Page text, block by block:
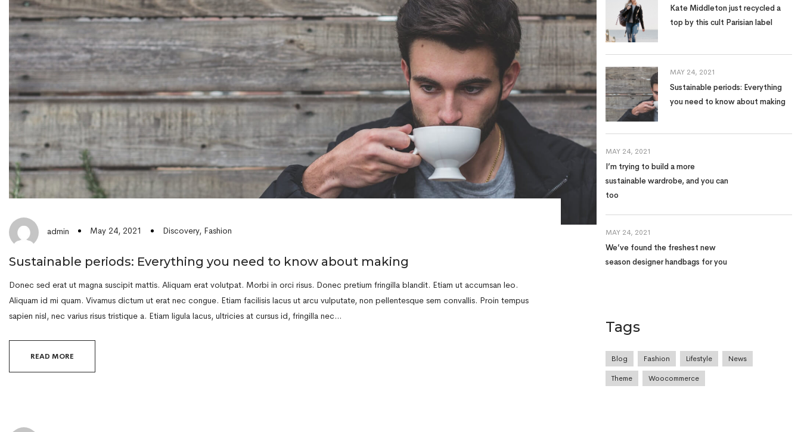
admin May 24, 2021 Discovery, Fashion
Sustainable periods: Everything you need to know about making
Donec sed erat ut magna suscipit mattis. Aliquam erat volutpat. Morbi in orci risus. Donec pretium fringilla blandit. Etiam ut accumsan leo.
Aliquam id mi quam. Vivamus dictum ut erat nec congue. Etiam facilisis lacus ut arcu vulputate, non pellentesque sem convallis. Proin tempus
sapien nisl, nec varius risus tristique a. Etiam ligula lacus, ultricies at cursus id, fringilla nec…
READ MORE
Kate Middleton just recycled a
top by this cult Parisian label
MAY 24, 2021
Sustainable periods: Everything
you need to know about making
MAY 24, 2021
I’m trying to build a more
sustainable wardrobe, and you can
too
MAY 24, 2021
We’ve found the freshest new
season designer handbags for you
Tags
Blog Fashion Lifestyle News
Theme Woocommerce